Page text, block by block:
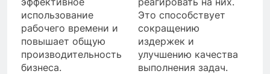
использование
рабочего времени и
повышает общую
производительность
бизнеса.
Это способствует
сокращению
издержек и
улучшению качества
выполнения задач.